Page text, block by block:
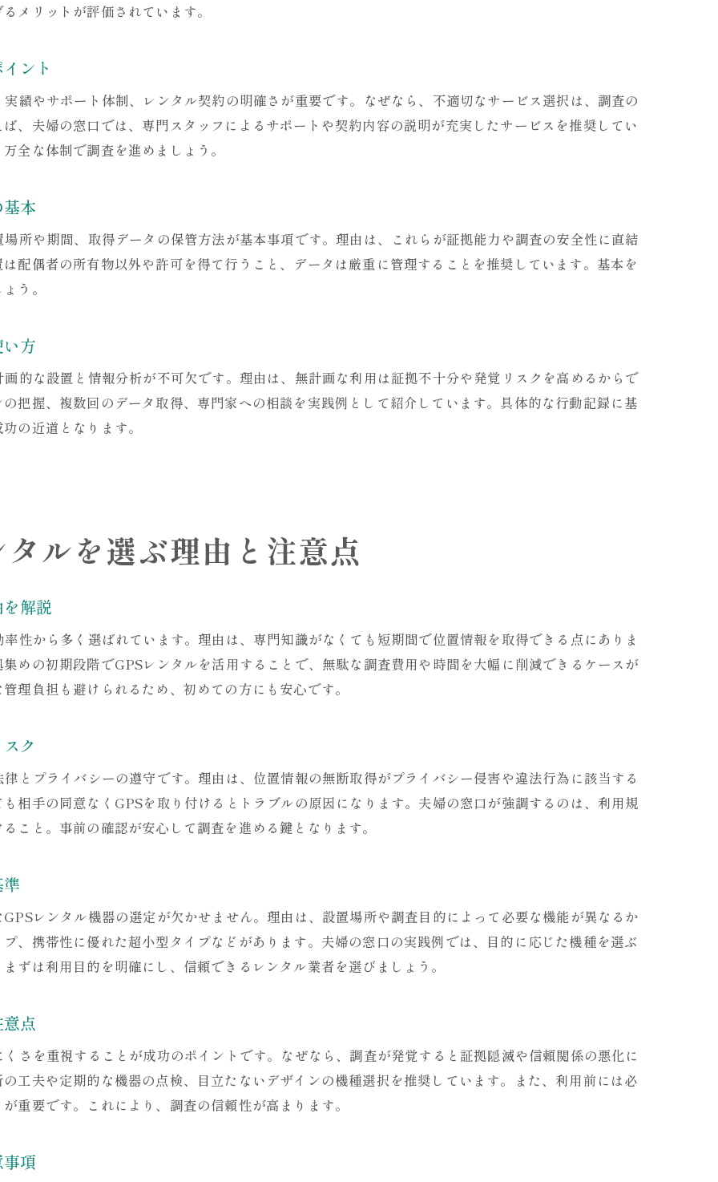
夫婦間でGPSレンタルを使う際の法的判断ポイント
GPSレンタル調査の違法リスクと回避策を徹底解説
不倫調査でGPSレンタルを安全に使うための方法
GPSレンタル利用時に知っておくべき法律知識
不倫調査でGPSレンタルが重宝される背景
証拠収集でGPSレンタルが選ばれる背景と実例
GPSレンタルはなぜ不倫調査の主流になったのか
証拠集めに有効なGPSレンタルの実践方法
GPSレンタルで確実な証拠を集める実践ポイント
GPSレンタルを用いた証拠収集の流れと注意点
浮気調査で役立つGPSレンタルの効果的な使い方
失敗しないためのGPSレンタル調査ポイント
GPSレンタル利用時のよくある失敗例と対策
浮気調査でありがちなGPSレンタルの落とし穴
GPSレンタル調査を成功に導くポイントまとめ
安全なGPSレンタル調査のための注意事項
安心して進める不倫調査のコツと成功法
GPSレンタルを使い安心して不倫調査を進める方法
成功する不倫調査に必要なGPSレンタルの知識
GPSレンタルで不倫調査を円滑に進める手順
夫婦の窓口が伝える安心なGPSレンタル調査法
メリットが評価されています。
ント
績やサポート体制、レンタル契約の明確さが重要です。なぜなら、不適切なサービス選択は、調査の
、夫婦の窓口では、専門スタッフによるサポートや契約内容の説明が充実したサービスを推奨してい
全な体制で調査を進めましょう。
本
所や期間、取得データの保管方法が基本事項です。理由は、これらが証拠能力や調査の安全性に直結
配偶者の所有物以外や許可を得て行うこと、データは厳重に管理することを推奨しています。基本を
う。
方
的な設置と情報分析が不可欠です。理由は、無計画な利用は証拠不十分や発覚リスクを高めるからで
把握、複数回のデータ取得、専門家への相談を実践例として紹介しています。具体的な行動記録に基
の近道となります。
ルを選ぶ理由と注意点
解説
性から多く選ばれています。理由は、専門知識がなくても短期間で位置情報を取得できる点にありま
めの初期段階でGPSレンタルを活用することで、無駄な調査費用や時間を大幅に削減できるケースが
理負担も避けられるため、初めての方にも安心です。
ク
とプライバシーの遵守です。理由は、位置情報の無断取得がプライバシー侵害や違法行為に該当する
相手の同意なくGPSを取り付けるとトラブルの原因になります。夫婦の窓口が強調するのは、利用規
こと。事前の確認が安心して調査を進める鍵となります。
レンタル機器の選定が欠かせません。理由は、設置場所や調査目的によって必要な機能が異なるか
、携帯性に優れた超小型タイプなどがあります。夫婦の窓口の実践例では、目的に応じた機種を選ぶ
ずは利用目的を明確にし、信頼できるレンタル業者を選びましょう。
点
さを重視することが成功のポイントです。なぜなら、調査が発覚すると証拠隠滅や信頼関係の悪化に
工夫や定期的な機器の点検、目立たないデザインの機種選択を推奨しています。また、利用前には必
重要です。これにより、調査の信頼性が高まります。
項